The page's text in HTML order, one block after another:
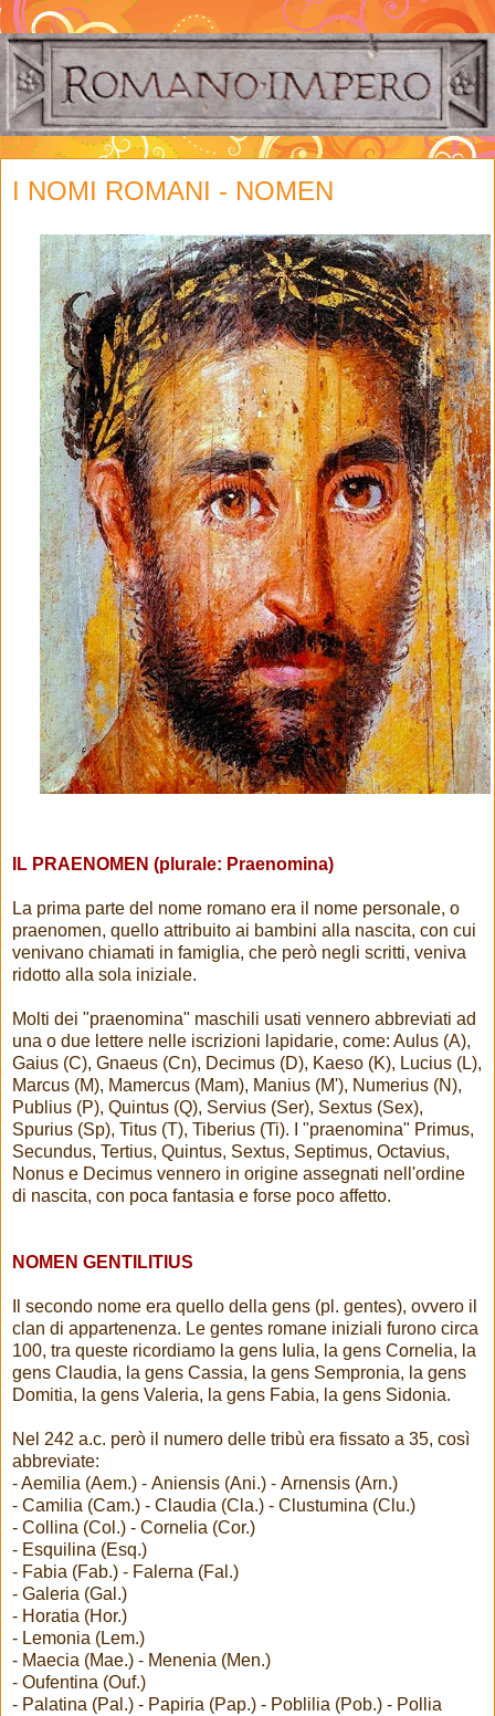
I NOMI ROMANI - NOMEN
IL PRAENOMEN (plurale: Praenomina)
La prima parte del nome romano era il nome personale, o
praenomen, quello attribuito ai bambini alla nascita, con cui
venivano chiamati in famiglia, che però negli scritti, veniva
ridotto alla sola iniziale.
Molti dei "praenomina" maschili usati vennero abbreviati ad
una o due lettere nelle iscrizioni lapidarie, come: Aulus (A),
Gaius (C), Gnaeus (Cn), Decimus (D), Kaeso (K), Lucius (L),
Marcus (M), Mamercus (Mam), Manius (M'), Numerius (N),
Publius (P), Quintus (Q), Servius (Ser), Sextus (Sex),
Spurius (Sp), Titus (T), Tiberius (Ti). I "praenomina" Primus,
Secundus, Tertius, Quintus, Sextus, Septimus, Octavius,
Nonus e Decimus vennero in origine assegnati nell'ordine
di nascita, con poca fantasia e forse poco affetto.
NOMEN GENTILITIUS
Il secondo nome era quello della gens (pl. gentes), ovvero il
clan di appartenenza. Le gentes romane iniziali furono circa
100, tra queste ricordiamo la gens Iulia, la gens Cornelia, la
gens Claudia, la gens Cassia, la gens Sempronia, la gens
Domitia, la gens Valeria, la gens Fabia, la gens Sidonia.
Nel 242 a.c. però il numero delle tribù era fissato a 35, così
abbreviate:
- Aemilia (Aem.) - Aniensis (Ani.) - Arnensis (Arn.)
- Camilia (Cam.) - Claudia (Cla.) - Clustumina (Clu.)
- Collina (Col.) - Cornelia (Cor.)
- Esquilina (Esq.)
- Fabia (Fab.) - Falerna (Fal.)
- Galeria (Gal.)
- Horatia (Hor.)
- Lemonia (Lem.)
- Maecia (Mae.) - Menenia (Men.)
- Oufentina (Ouf.)
- Palatina (Pal.) - Papiria (Pap.) - Poblilia (Pob.) - Pollia